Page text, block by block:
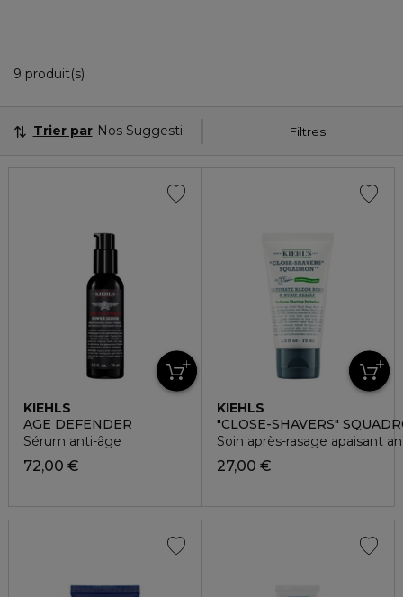
9 produit(s)
Filtres
Trier par Nos Suggestions
KIEHLS
AGE DEFENDER
Sérum anti-âge
72,00 €
KIEHLS
"CLOSE-SHAVERS"
Soin après-rasage apaisant
27,00 €